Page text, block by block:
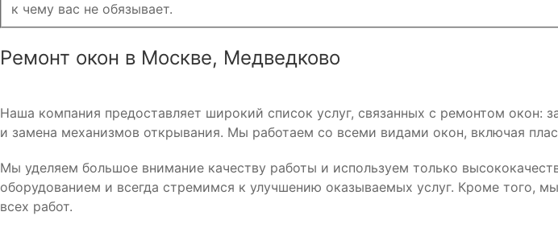
к чему вас не обязывает.
Ремонт окон в Москве, Медведково
Наша компания предоставляет широкий список услуг, связанных с ремонтом окон:
и замена механизмов открывания. Мы работаем со всеми видами окон, включая
Мы уделяем большое внимание качеству работы и используем только
оборудованием и всегда стремимся к улучшению оказываемых услуг. Кроме того,
всех работ.